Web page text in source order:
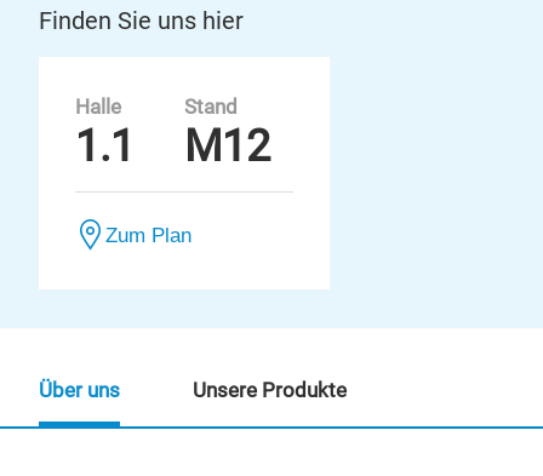
Finden Sie uns hier
Halle
1.1
Stand
M12
Zum Plan
Über uns Unsere Produkte